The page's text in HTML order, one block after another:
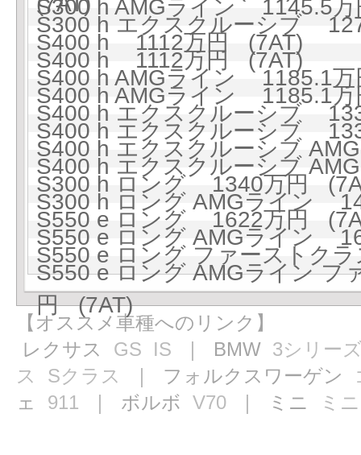
S300 h AMGライン 1145.5
S300 h エクスクルーシブ
S400 h 1112万円 (7AT)
S400 h 1112万円 (7AT)
S400 h AMGライン 1185.1
S400 h AMGライン 1185.1
S400 h エクスクルーシブ
S400 h エクスクルーシブ
S400 h エクスクルーシブ
S400 h エクスクルーシブ
S300 h ロング 1340万円
S300 h ロング AMGライン
S550 e ロング 1622万円
S550 e ロング AMGライン
S550 e ロング ファーストク
S550 e ロング AMGライン
円 (7AT)
【オススメ車種へのリンク】
レクサス GS IS ｜ BMW 3シリー
ス
Sクラス ｜ フォルクスワーゲン
ェ 911 ｜ ボルボ V70 ｜ ミニ ミニ